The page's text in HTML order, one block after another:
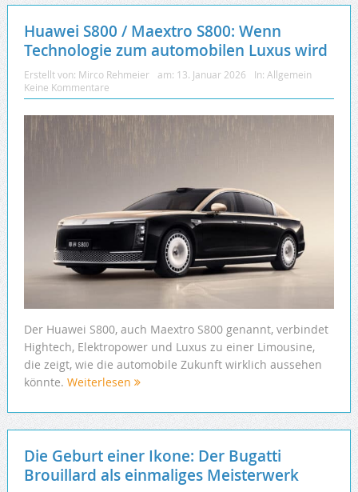
Huawei S800 / Maextro S800: Wenn
Technologie zum automobilen Luxus wird
Erstellt von: Mirco Rehmeier am: 13. Januar 2026 In: Allgemein
Keine Kommentare
Der Huawei S800, auch Maextro S800 genannt, verbindet
Hightech, Elektropower und Luxus zu einer Limousine,
die zeigt, wie die automobile Zukunft wirklich aussehen
könnte. Weiterlesen
Die Geburt einer Ikone: Der Bugatti
Brouillard als einmaliges Meisterwerk